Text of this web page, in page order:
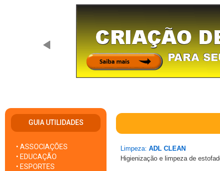
GUIA UTILIDADES
• ASSOCIAÇÕES
• EDUCAÇÃO
• ESPORTES
Limpeza: ADL CLEAN
Higienização e limpeza de